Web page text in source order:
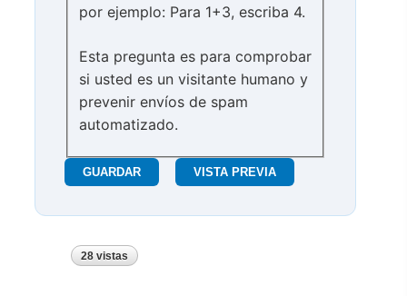
por ejemplo: Para 1+3, escriba 4.
Esta pregunta es para comprobar
si usted es un visitante humano y
prevenir envíos de spam
automatizado.
28 vistas